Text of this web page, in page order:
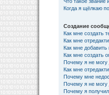
Когда я щёлкаю
Создание
Как мне создать
Как мне
Как мне
Как мне создать
Почему я не могу
Как мне
Почему мне
Почему я не могу
Почему я